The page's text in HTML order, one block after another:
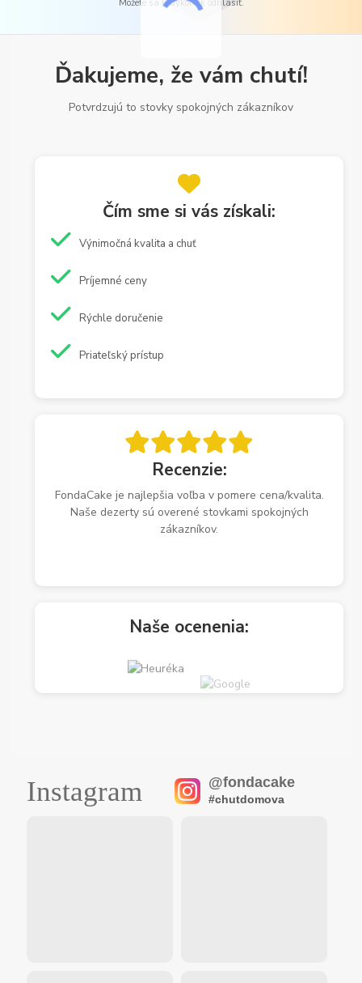
Môžete sa kedykoľvek odhlásiť.
Ďakujeme, že vám chutí!
Potvrdzujú to stovky spokojných zákazníkov
Čím sme si vás získali:
Výnimočná kvalita a chuť
Príjemné ceny
Rýchle doručenie
Priateľský prístup
Recenzie:
FondaCake je najlepšia voľba v pomere cena/kvalita.
Naše dezerty sú overené stovkami spokojných
zákazníkov.
Naše ocenenia:
Instagram @fondacake
#chutdomova